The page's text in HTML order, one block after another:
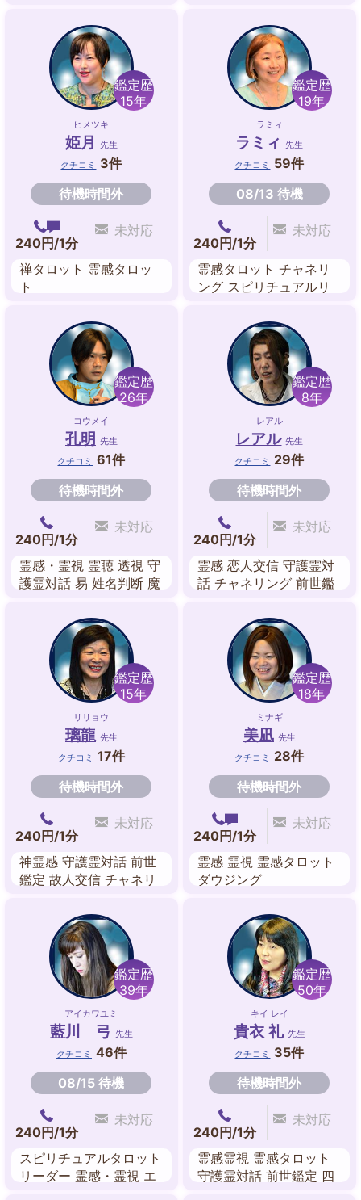
鑑定歴
15年
ヒメツキ
姫月 先生
クチコミ
3件
待機時間外
240円/1分
未対応
禅タロット 霊感タロッ
ト
鑑定歴
19年
ラミィ
ラミィ 先生
クチコミ
59件
08/13 待機
240円/1分
未対応
霊感タロット チャネリ
ング スピリチュアルリ
鑑定歴
26年
コウメイ
孔明 先生
クチコミ
61件
待機時間外
240円/1分
未対応
霊感・霊視 霊聴 透視 守
護霊対話 易 姓名判断 魔
鑑定歴
8年
レアル
レアル 先生
クチコミ
29件
待機時間外
240円/1分
未対応
霊感 恋人交信 守護霊対
話 チャネリング 前世鑑
就祈願 故人交信
鑑定歴
15年
リリョウ
璃龍 先生
クチコミ 17件
待機時間外
240円/1分
未対応
神霊感 守護霊対話 前世
鑑定 故人交信 チャネリ
ワーク ペンジュラム
鑑定歴
18年
ミナギ
美凪 先生
クチコミ
28件
待機時間外
240円/1分
未対応
霊感 霊視 霊感タロット
ダウジング
鑑定歴
39年
アイカワユミ
藍川 弓 先生
クチコミ 46件
08/15 待機
240円/1分
未対応
スピリチュアルタロット
リーダー 霊感・霊視 エ
鑑定歴
50年
キイ レイ
貴衣 礼 先生
クチコミ
35件
待機時間外
240円/1分
未対応
霊感霊視 霊感タロット
守護霊対話 前世鑑定 四